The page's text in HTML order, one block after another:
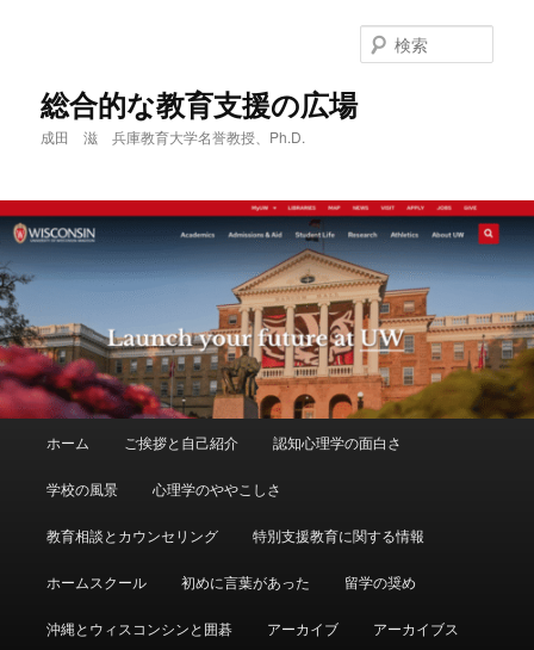
へ
移
動
移
動
総合的な教育支援の広場
成田 滋 兵庫教育大学名誉教授、Ph.D.
索
ホーム ご挨拶と自己紹介 認知心理学の面白さ
学校の風景 心理学のややこしさ
教育相談とカウンセリング 特別支援教育に関する情報
ホームスクール 初めに言葉があった 留学の奨め
沖縄とウィスコンシンと囲碁 アーカイブ アーカイブス